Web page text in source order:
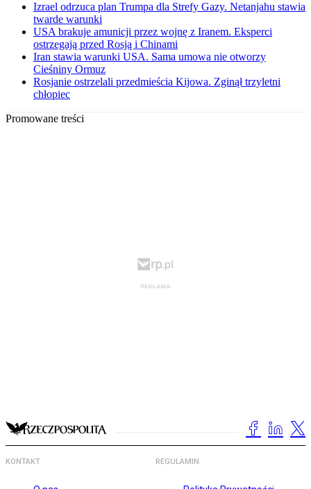
Izrael odrzuca plan Trumpa dla Strefy Gazy. Netanjahu stawia
twarde warunki
USA brakuje amunicji przez wojnę z Iranem. Eksperci
ostrzegają przed Rosją i Chinami
Iran stawia warunki USA. Sama umowa nie otworzy
Cieśniny Ormuz
Rosjanie ostrzelali przedmieścia Kijowa. Zginął trzyletni
chłopiec
Promowane treści
KONTAKT REGULAMIN